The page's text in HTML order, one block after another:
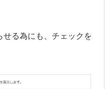
せる為にも、チェックを